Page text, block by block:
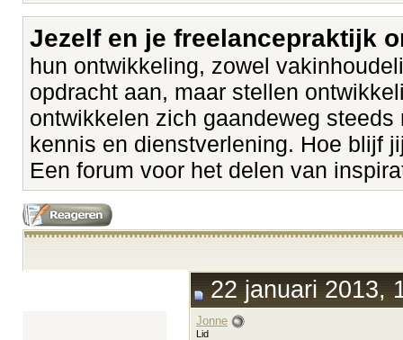
Jezelf en je freelancepraktijk
hun ontwikkeling, zowel
opdracht aan, maar stellen
ontwikkelen zich gaandeweg
kennis en dienstverlening. Hoe blijf
Een forum voor het delen van
22 januari 2013,
Jonne
Lid